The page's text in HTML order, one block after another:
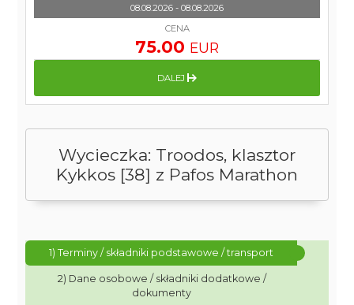
Wycieczka: Troodos, klasztor
Kykkos [38] z Pafos Marathon
1) Terminy / składniki podstawowe / transport
2) Dane osobowe / składniki dodatkowe /
dokumenty
08.08.2026 - 08.08.2026
CENA
75.00 EUR
DALEJ